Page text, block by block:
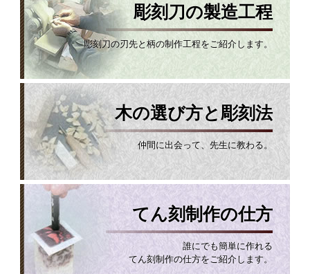
彫刻刀の製造工程
彫刻刀の刃先と柄の制作工程をご紹介します。
木の選び方と彫刻法
仲間に出会って、先生に教わる。
てん刻制作の仕方
誰にでも簡単に作れる
てん刻制作の仕方をご紹介します。